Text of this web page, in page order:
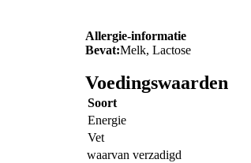
Allergie-informatie
Bevat:Melk, Lactose
Voedingswaarden
Soort
Energie
Vet
waarvan verzadigd